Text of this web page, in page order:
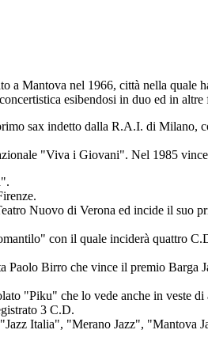
a Mantova nel 1966, città nella quale
esibendosi in duo ed in
sax indetto dalla R.A.I. di Milano,
"Viva i Giovani". Nel 1985
Nuovo di Verona ed incide il suo
con il quale inciderà quattro
Birro che vince il premio
"Piku" che lo vede anche in veste di
3 C.D.
Italia", "Merano Jazz",